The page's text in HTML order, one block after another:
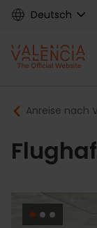
Skip
content
Deutsch
Main
Anreise nach